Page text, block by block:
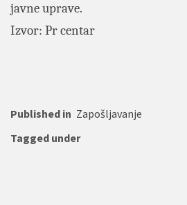
javne uprave.
Izvor: Pr centar
Published in Zapošljavanje
Tagged under